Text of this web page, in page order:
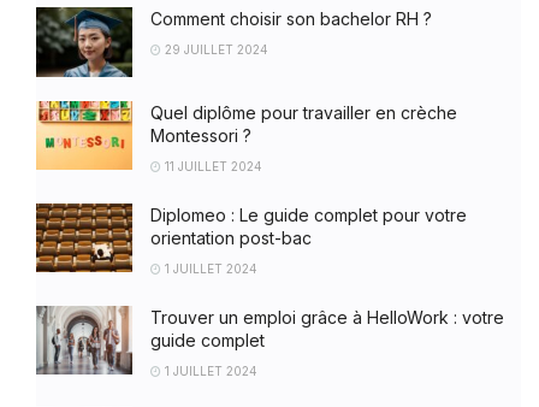
Comment choisir son bachelor RH ?
29 JUILLET 2024
Quel diplôme pour travailler en crèche
Montessori ?
11 JUILLET 2024
Diplomeo : Le guide complet pour votre
orientation post-bac
1 JUILLET 2024
Trouver un emploi grâce à HelloWork : votre
guide complet
1 JUILLET 2024